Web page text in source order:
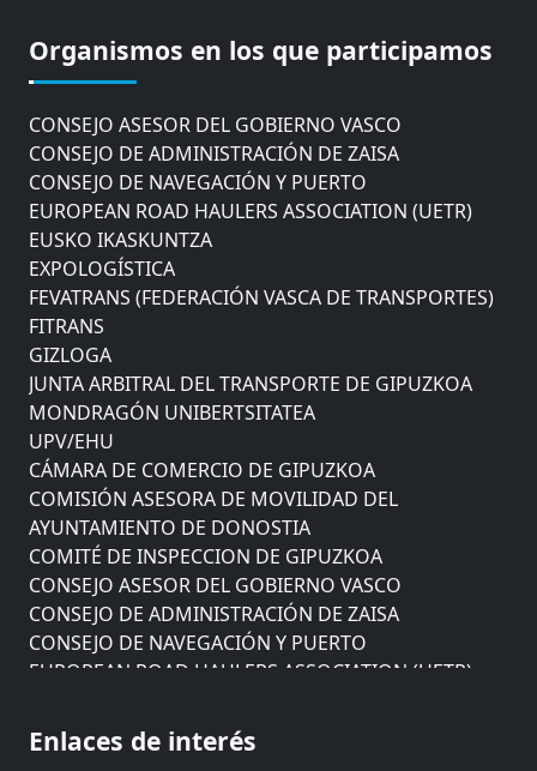
Organismos en los que participamos
AYUNTAMIENTO DE DONOSTIA
COMITÉ DE INSPECCION DE GIPUZKOA
CONSEJO ASESOR DEL GOBIERNO VASCO
CONSEJO DE ADMINISTRACIÓN DE ZAISA
CONSEJO DE NAVEGACIÓN Y PUERTO
EUROPEAN ROAD HAULERS ASSOCIATION (UETR)
EUSKO IKASKUNTZA
EXPOLOGÍSTICA
FEVATRANS (FEDERACIÓN VASCA DE TRANSPORTES)
FITRANS
GIZLOGA
JUNTA ARBITRAL DEL TRANSPORTE DE GIPUZKOA
MONDRAGÓN UNIBERTSITATEA
UPV/EHU
CÁMARA DE COMERCIO DE GIPUZKOA
COMISIÓN ASESORA DE MOVILIDAD DEL
AYUNTAMIENTO DE DONOSTIA
COMITÉ DE INSPECCION DE GIPUZKOA
CONSEJO ASESOR DEL GOBIERNO VASCO
CONSEJO DE ADMINISTRACIÓN DE ZAISA
CONSEJO DE NAVEGACIÓN Y PUERTO
EUROPEAN ROAD HAULERS ASSOCIATION (UETR)
FEVATRANS (FEDERACIÓN VASCA DE TRANSPORTES)
Enlaces de interés